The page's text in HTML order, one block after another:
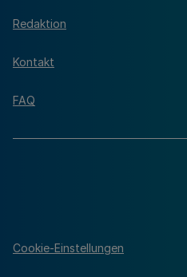
Redaktion
Kontakt
FAQ
Cookie-Einstellungen